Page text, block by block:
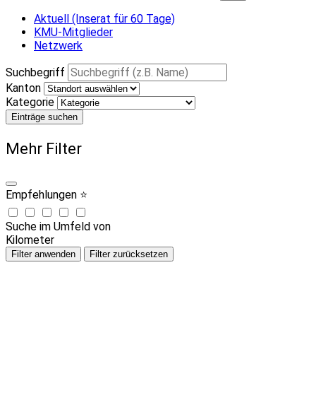
Aktuell (Inserat für 60 Tage)
KMU-Mitglieder
Netzwerk
Suchbegriff
Kanton
Kategorie
Einträge suchen
Mehr Filter
Empfehlungen ⭐
Suche im Umfeld von
Kilometer
Filter anwenden Filter zurücksetzen